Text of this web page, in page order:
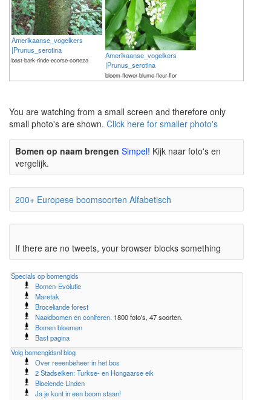
Amerikaanse_vogelkers
|Prunus_serotina
bast-bark-rinde-ecorse-corteza
Amerikaanse_vogelkers
|Prunus_serotina
bloem-flower-blume-fleur-flor
You are watching from a small screen and therefore only
small photo's are shown. Click here for smaller photo's
Bomen op naam brengen Simpel! Kijk naar foto's en
vergelijk.
200+ Europese boomsoorten Alfabetisch
If there are no tweets, your browser blocks something
Specials op bomengids
Bomen-Evolutie
Maretak
Broceliande forest
Naaldbomen en coniferen. 1800 foto's, 47 soorten.
Bomen bloemen
Bast pagina
Volg bomengidsnl blog
Over reeenbeheer in het bos
2 Stadseiken: Turkse- en Hongaarse eik
Bloeiende Linden
Ja je kunt in een boom staan!